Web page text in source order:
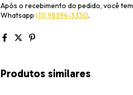
Após o recebimento do pedido, você tem
Whatsapp (11) 98394-3350.
Produtos similares